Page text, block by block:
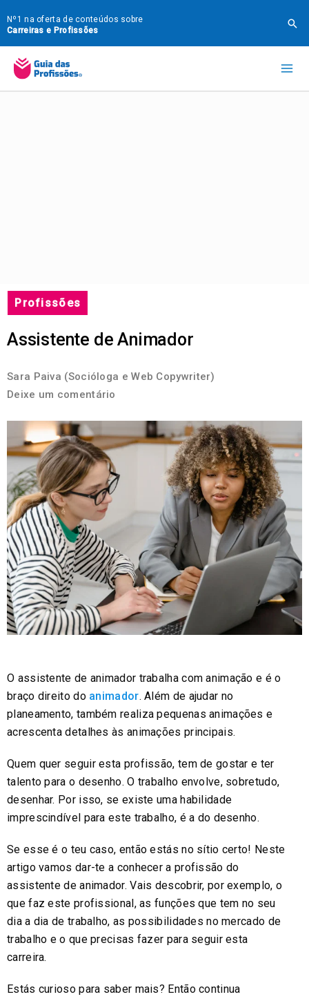
para
o
conteúdo
Nº1 na oferta de conteúdos sobre
Carreiras e Profissões
Profissões
Assistente de Animador
Sara Paiva (Socióloga e Web Copywriter)
Deixe um comentário
O assistente de animador trabalha com animação e é o
braço direito do animador. Além de ajudar no
planeamento, também realiza pequenas animações e
acrescenta detalhes às animações principais.
Quem quer seguir esta profissão, tem de gostar e ter
talento para o desenho. O trabalho envolve, sobretudo,
desenhar. Por isso, se existe uma habilidade
imprescindível para este trabalho, é a do desenho.
Se esse é o teu caso, então estás no sítio certo! Neste
artigo vamos dar-te a conhecer a profissão do
assistente de animador. Vais descobrir, por exemplo, o
que faz este profissional, as funções que tem no seu
dia a dia de trabalho, as possibilidades no mercado de
trabalho e o que precisas fazer para seguir esta
carreira.
Estás curioso para saber mais? Então continua